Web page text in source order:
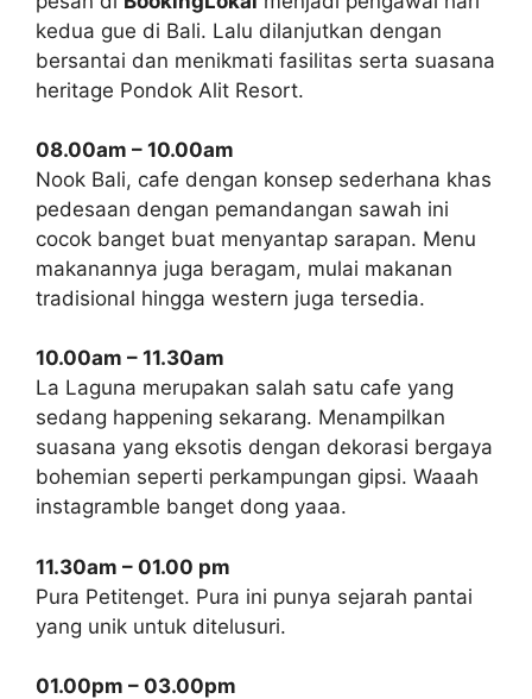
kedua gue di Bali. Lalu dilanjutkan dengan
bersantai dan menikmati fasilitas serta suasana
heritage Pondok Alit Resort.
08.00am – 10.00am
Nook Bali, cafe dengan konsep sederhana khas
pedesaan dengan pemandangan sawah ini
cocok banget buat menyantap sarapan. Menu
makanannya juga beragam, mulai makanan
tradisional hingga western juga tersedia.
10.00am – 11.30am
La Laguna merupakan salah satu cafe yang
sedang happening sekarang. Menampilkan
suasana yang eksotis dengan dekorasi bergaya
bohemian seperti perkampungan gipsi. Waaah
instagramble banget dong yaaa.
11.30am – 01.00 pm
Pura Petitenget. Pura ini punya sejarah pantai
yang unik untuk ditelusuri.
01.00pm – 03.00pm